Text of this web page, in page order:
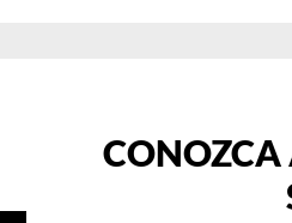
CONOZCA